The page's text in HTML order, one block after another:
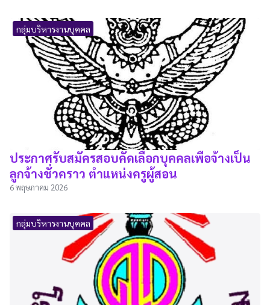
กลุ่มบริหารงานบุคคล
ประกาศรับสมัครสอบคัดเลือกบุคคลเพื่อจ้างเป็น
ลูกจ้างชั่วคราว ตำแหน่งครูผู้สอน
6 พฤษภาคม 2026
กลุ่มบริหารงานบุคคล